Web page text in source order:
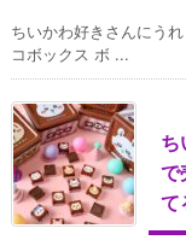
ちいかわ好きさんにう
コボックス ボ ...
ち
で
て